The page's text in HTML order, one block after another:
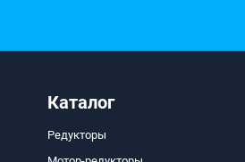
Каталог
Редукторы